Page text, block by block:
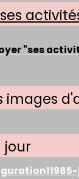
"ses
images
jour